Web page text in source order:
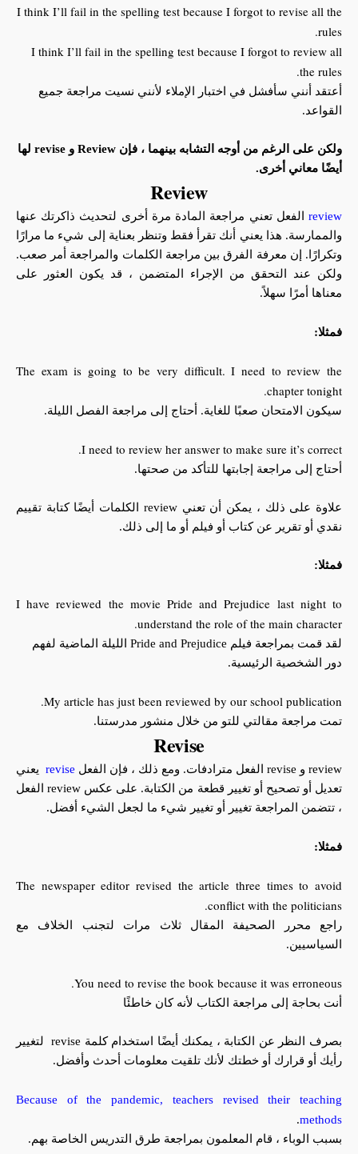
I think I’ll fail in the spelling test because I forgot to revise all the
rules.
I think I’ll fail in the spelling test because I forgot to review all
the rules.
أعتقد أنني سأفشل في اختبار الإملاء لأنني نسيت مراجعة جميع
القواعد.
ولكن على الرغم من أوجه التشابه بينهما ، فإن Review و revise لها
أيضًا معاني أخرى.
Review
review
الفعل تعني مراجعة المادة مرة أخرى لتحديث ذاكرتك عنها
والممارسة. هذا يعني أنك تقرأ فقط وتنظر بعناية إلى شيء ما مرارًا
وتكرارًا. إن معرفة الفرق بين مراجعة الكلمات والمراجعة أمر صعب.
ولكن عند التحقق من الإجراء المتضمن ، قد يكون العثور على
معناها أمرًا سهلاً.
فمثلا:
The exam is going to be very difficult. I need to review the
chapter tonight.
سيكون الامتحان صعبًا للغاية. أحتاج إلى مراجعة الفصل الليلة.
I need to review her answer to make sure it’s correct.
أحتاج إلى مراجعة إجابتها للتأكد من صحتها.
علاوة على ذلك ، يمكن أن تعني review الكلمات أيضًا كتابة تقييم
نقدي أو تقرير عن كتاب أو فيلم أو ما إلى ذلك.
فمثلا:
I have reviewed the movie Pride and Prejudice last night to
understand the role of the main character.
لقد قمت بمراجعة فيلم Pride and Prejudice الليلة الماضية لفهم
دور الشخصية الرئيسية.
My article has just been reviewed by our school publication.
تمت مراجعة مقالتي للتو من خلال منشور مدرستنا.
Revise
review و revise الفعل مترادفات. ومع ذلك ، فإن الفعل revise يعني
تعديل أو تصحيح أو تغيير قطعة من الكتابة. على عكس review الفعل
، تتضمن المراجعة تغيير أو تغيير شيء ما لجعل الشيء أفضل.
فمثلا:
The newspaper editor revised the article three times to avoid
conflict with the politicians.
راجع محرر الصحيفة المقال ثلاث مرات لتجنب الخلاف مع
السياسيين.
You need to revise the book because it was erroneous
.
أنت بحاجة إلى مراجعة الكتاب لأنه كان خاطئًا
بصرف النظر عن الكتابة ، يمكنك أيضًا استخدام كلمة revise لتغيير
رأيك أو قرارك أو خطتك لأنك تلقيت معلومات أحدث وأفضل.
Because of the pandemic, teachers revised their teaching
methods
.
بسبب الوباء ، قام المعلمون بمراجعة طرق التدريس الخاصة بهم.